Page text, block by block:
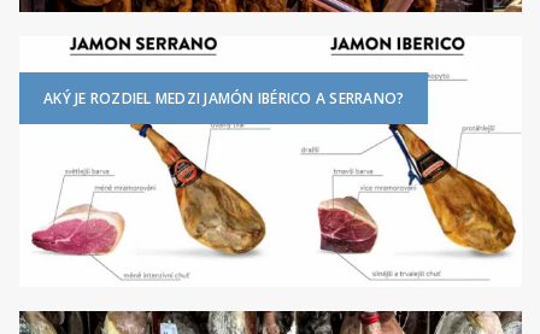
AKÝ JE ROZDIEL MEDZI JAMÓN IBÉRICO A SERRANO?